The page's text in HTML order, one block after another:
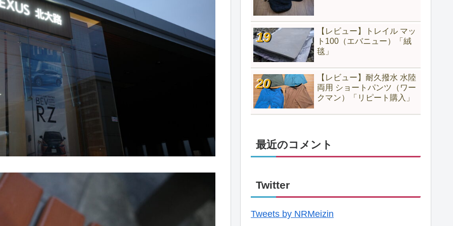
【レビュー】トレイル マッ
ト100（エバニュー）「絨
毯」
【レビュー】耐久撥水 水陸
両用 ショートパンツ（ワー
クマン）「リピート購入」
最近のコメント
Twitter
Tweets by NRMeizin